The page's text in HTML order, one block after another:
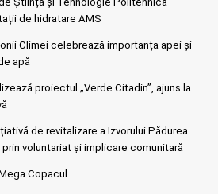
de hidratare AMS
Climei celebrează importanța apei și
apă
proiectul „Verde Citadin”, ajuns la
de revitalizare a Izvorului Pădurea
voluntariat și implicare comunitară
Copacul